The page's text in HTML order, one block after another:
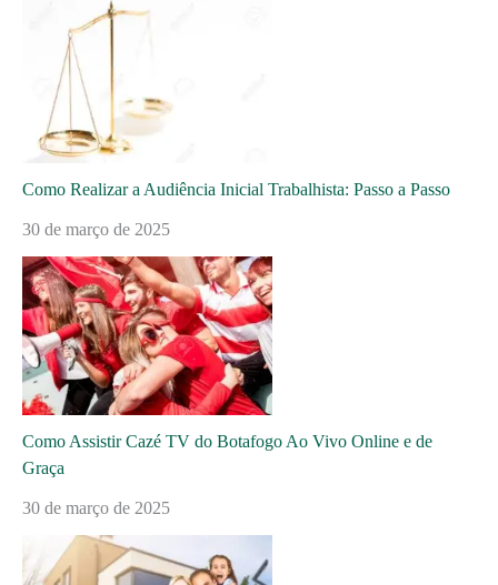
Como Realizar a Audiência Inicial Trabalhista: Passo a Passo
30 de março de 2025
Como Assistir Cazé TV do Botafogo Ao Vivo Online e de
Graça
30 de março de 2025